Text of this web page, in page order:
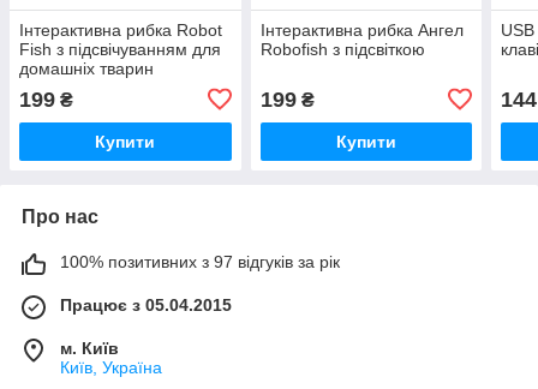
Інтерактивна рибка Robot
Fish з підсвічуванням для
домашніх тварин
199 ₴
Купити
Інтерактивна рибка Ангел
Robofish з підсвіткою
199₴
Купити
USB
144
Про нас
100% позитивних з 97 відгуків за рік
Працює з 05.04.2015
м. Київ
Київ, Україна